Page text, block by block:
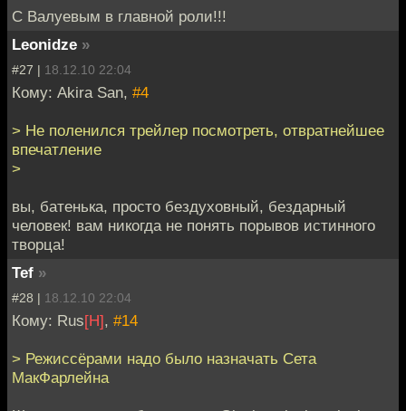
С Валуевым в главной роли!!!
Leonidze »
#27 | 18.12.10 22:04
Кому: Akira San, #4
> Не поленился трейлер посмотреть, отвратнейшее
впечатление
>
вы, батенька, просто бездуховный, бездарный
человек! вам никогда не понять порывов истинного
творца!
Tef »
#28 | 18.12.10 22:04
Кому: Rus[H], #14
> Режиссёрами надо было назначать Сета
МакФарлейна